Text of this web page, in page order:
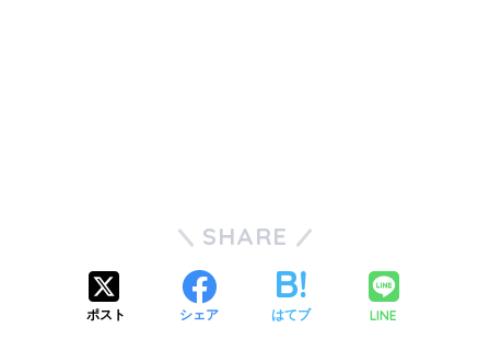
SHARE
ポスト シェア はてブ LINE